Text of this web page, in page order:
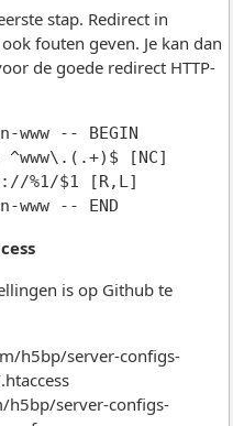
stap. Redirect in
fouten geven. Je kan dan
de goede redirect HTTP-
www -- BEGIN
^www\.(.+)$ [NC]
%1/$1 [R,L]
www -- END
is op Github te
h5bp/server-configs-
h5bp/server-configs-